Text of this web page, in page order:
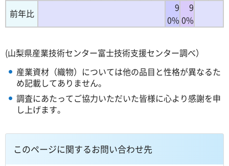
前年比
9
0%
9
0%
(山梨県産業技術センター富士技術支援センター調べ）
産業資材（織物）については他の品目と性格が異なるた
め記載してありません。
調査にあたってご協力いただいた皆様に心より感謝を申
し上げます。
このページに関するお問い合わせ先